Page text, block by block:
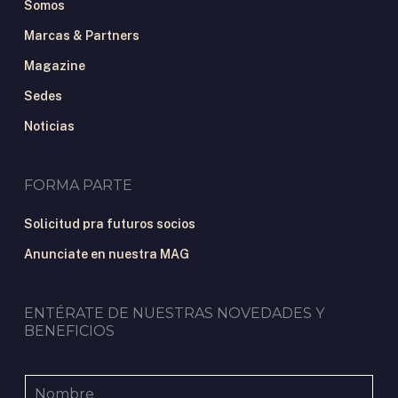
Somos
Marcas & Partners
Magazine
Sedes
Noticias
FORMA PARTE
Solicitud pra futuros socios
Anunciate en nuestra MAG
ENTÉRATE DE NUESTRAS NOVEDADES Y
BENEFICIOS